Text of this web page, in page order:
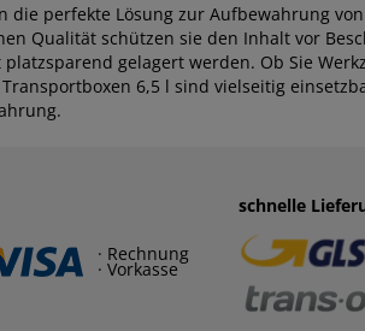
die perfekte Lösung zur Aufbewahrung
Qualität schützen sie den Inhalt vor
gelagert werden. Ob Sie
6,5 l sind vielseitig
· Rechnung
· Vorkasse
schnelle